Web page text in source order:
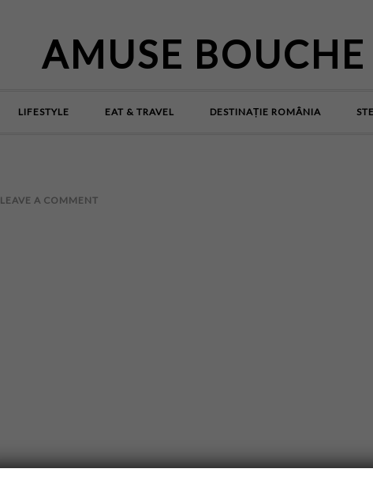
AMUSE BOUCHE
LIFESTYLE EAT & TRAVEL DESTINAȚIE ROMÂNIA
LEAVE A COMMENT